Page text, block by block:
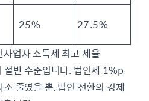
25%
27.5%
업자 소득세 최고 세율
반 수준입니다. 법인세 1%p
줄였을 뿐, 법인 전환의 경제